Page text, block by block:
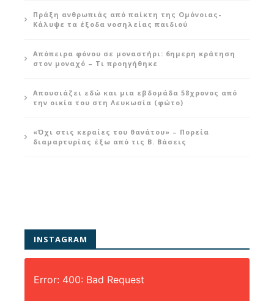
Πράξη ανθρωπιάς από παίκτη της Ομόνοιας-
Κάλυψε τα έξοδα νοσηλείας παιδιού
Απόπειρα φόνου σε μοναστήρι: 6ημερη κράτηση
στον μοναχό – Τι προηγήθηκε
Απουσιάζει εδώ και μια εβδομάδα 58χρονος από
την οικία του στη Λευκωσία (φώτο)
«Όχι στις κεραίες του θανάτου» – Πορεία
διαμαρτυρίας έξω από τις Β. Βάσεις
INSTAGRAM
Error: 400: Bad Request